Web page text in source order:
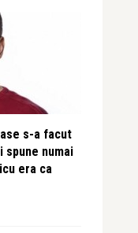
s-a facut
numai
era ca